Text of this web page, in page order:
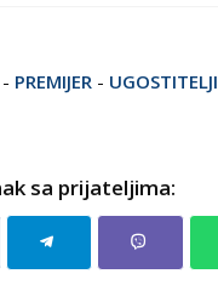
- PREMIJER - UGOSTITELJI
sa prijateljima: